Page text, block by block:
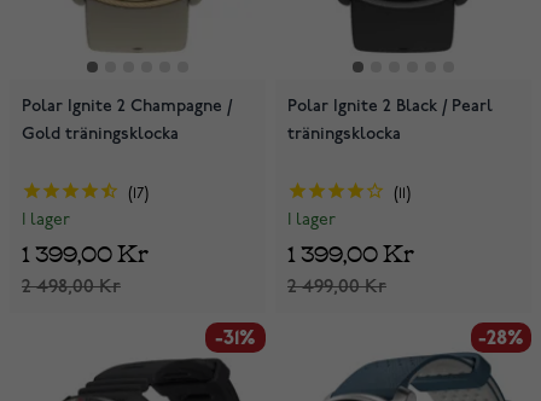
Polar Ignite 2 Champagne /
Gold träningsklocka
17
I lager
2 498,00 Kr
1 399,00 Kr
Polar Ignite 2 Black / Pearl
träningsklocka
I lager
2 499,00 Kr
1 399,00 Kr
-31% -28%